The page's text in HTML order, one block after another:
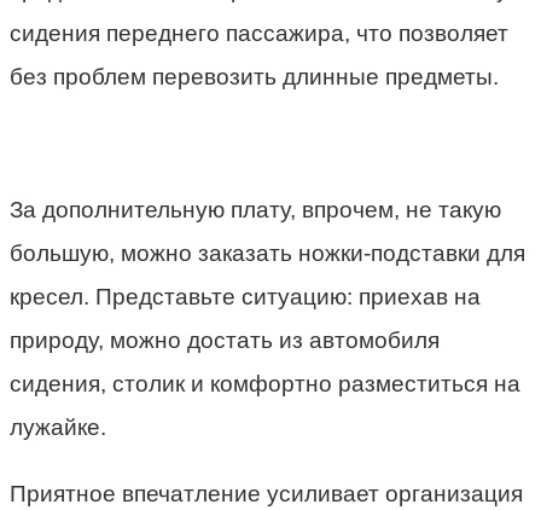
сидения переднего пассажира, что позволяет
без проблем перевозить длинные предметы.
За дополнительную плату, впрочем, не такую
большую, можно заказать ножки-подставки для
кресел. Представьте ситуацию: приехав на
природу, можно достать из автомобиля
сидения, столик и комфортно разместиться на
лужайке.
Приятное впечатление усиливает организация